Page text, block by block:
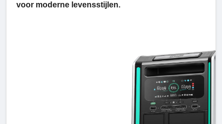
voor moderne levensstijlen.